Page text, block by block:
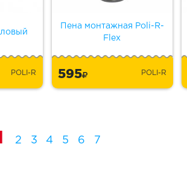
POLI-R
Пена монтажная Poli-R-
Flex
595 POLI-R
2 3 4 5 6 7